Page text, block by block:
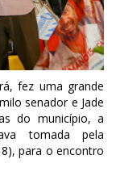
fez uma grande
senador e Jade
do município, a
tomada pela
para o encontro